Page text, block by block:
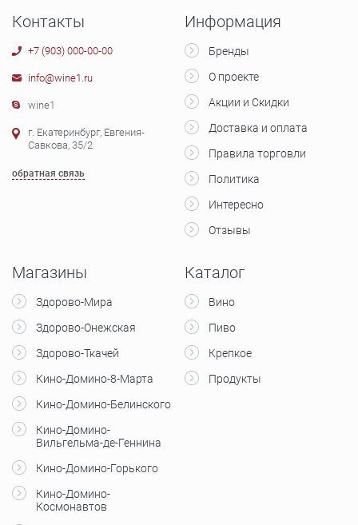
Контакты
+7 (903) 000-00-00
info@wine1.ru
wine1
г. Екатеринбург, Евгения-
Савкова, 35/2
обратная связь
Информация
Бренды
О проекте
Акции и Скидки
Доставка и оплата
Правила торговли
Политика
Интересно
Отзывы
Магазины
Здорово-Мира
Здорово-Онежская
Здорово-Ткачей
Кино-Домино-8-Марта
Кино-Домино-Белинского
Кино-Домино-
Вильгельма-де-Геннина
Кино-Домино-Горького
Кино-Домино-
Космонавтов
Каталог
Вино
Пиво
Крепкое
Продукты